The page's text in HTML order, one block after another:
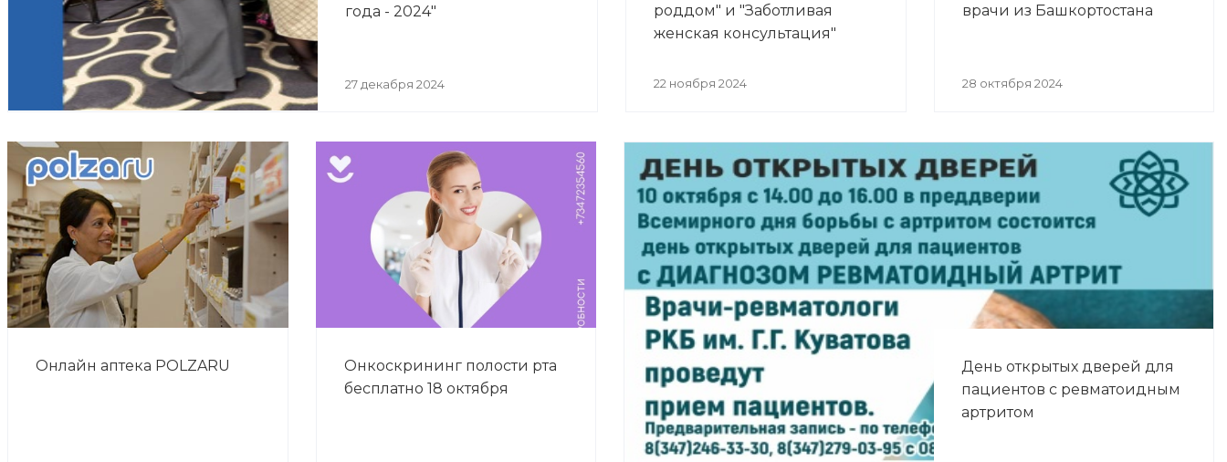
года - 2024"
27 декабря 2024
роддом" и "Заботливая
женская консультация"
22 ноября 2024
врачи из Башкортостана
28 октября 2024
Онлайн аптека POLZARU
Онкоскрининг полости рта
бесплатно 18 октября
День открытых дверей для
пациентов с ревматоидным
артритом